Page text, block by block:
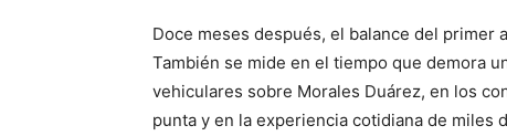
Doce meses después, el balance del primer
También se mide en el tiempo que demora
vehiculares sobre Morales Duárez, en los
punta y en la experiencia cotidiana de miles